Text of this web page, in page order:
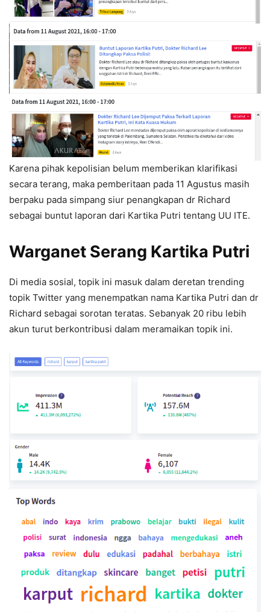
Karena pihak kepolisian belum memberikan klarifikasi
secara terang, maka pemberitaan pada 11 Agustus masih
berpaku pada simpang siur penangkapan dr Richard
sebagai buntut laporan dari Kartika Putri tentang UU ITE.
Warganet Serang Kartika Putri
Di media sosial, topik ini masuk dalam deretan trending
topik Twitter yang menempatkan nama Kartika Putri dan dr
Richard sebagai sorotan teratas. Sebanyak 20 ribu lebih
akun turut berkontribusi dalam meramaikan topik ini.